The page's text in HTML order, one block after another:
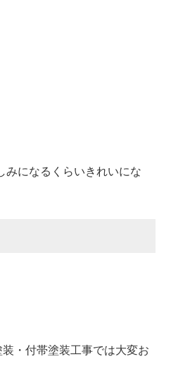
みになるくらいきれいにな
・付帯塗装工事では大変お